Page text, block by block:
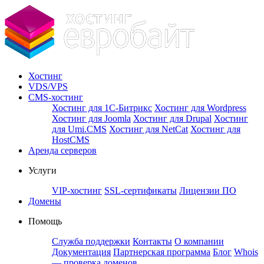
Хостинг
VDS/VPS
CMS-хостинг
Хостинг для 1С-Битрикс Хостинг для Wordpress
Хостинг для Joomla Хостинг для Drupal Хостинг
для Umi.CMS Хостинг для NetCat Хостинг для
HostCMS
Аренда серверов
Услуги
VIP-хостинг SSL-сертификаты Лицензии ПО
Домены
Помощь
Служба поддержки Контакты О компании
Документация Партнерская программа Блог Whois